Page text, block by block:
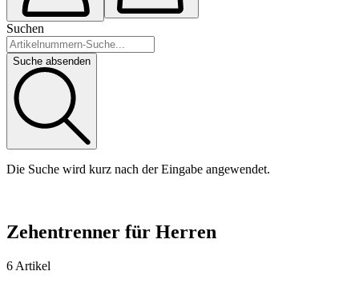
Suchen
Suche absenden
Die Suche wird kurz nach der Eingabe angewendet.
Zehentrenner für Herren
6 Artikel